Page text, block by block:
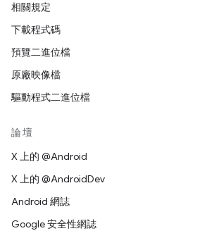
相關規定
下載程式碼
預覽二進位檔
原廠映像檔
驅動程式二進位檔
論壇
X 上的 @Android
X 上的 @AndroidDev
Android 網誌
Google 安全性網誌